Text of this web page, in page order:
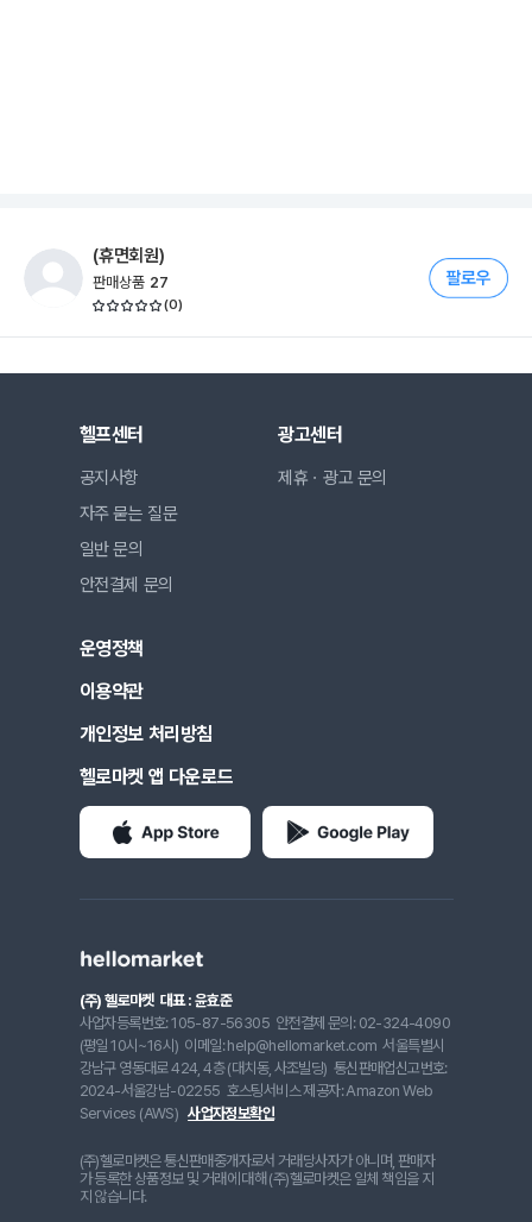
(휴면회원)
판매상품 27
(0)
헬프센터
공지사항
자주 묻는 질문
일반 문의
안전결제 문의
광고센터
제휴ㆍ광고 문의
운영정책
이용약관
개인정보 처리방침
헬로마켓 앱 다운로드
(주) 헬로마켓 대표 : 윤효준
사업자등록번호: 105-87-56305 안전결제 문의: 02-324-4090
(평일 10시~16시) 이메일: help@hellomarket.com 서울특별시
강남구 영동대로 424, 4층 (대치동, 사조빌딩) 통신판매업신고번호:
2024-서울강남-02255 호스팅서비스 제공자: Amazon Web
Services (AWS) 사업자정보확인
(주)헬로마켓은 통신판매중개자로서 거래당사자가 아니며, 판매자
가 등록한 상품정보 및 거래에 대해 (주)헬로마켓은 일체 책임을 지
지 않습니다.